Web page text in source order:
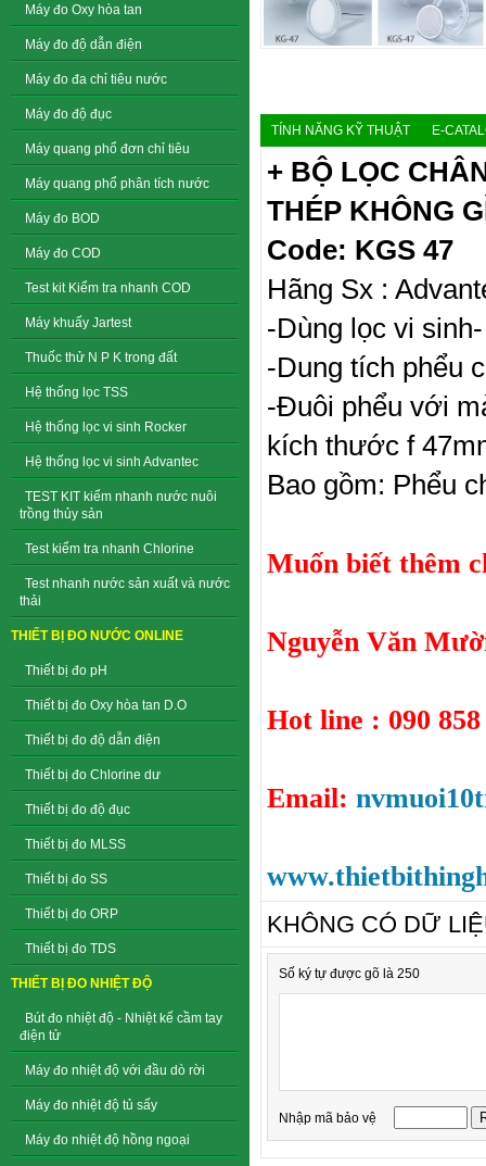
Máy đo Oxy hòa tan
Máy đo độ dẫn điện
Máy đo đa chỉ tiêu nước
Máy đo độ đục
Máy quang phổ đơn chỉ tiêu
Máy quang phổ phân tích nước
Máy đo BOD
Máy đo COD
Test kit Kiểm tra nhanh COD
Máy khuấy Jartest
Thuốc thử N P K trong đất
Hệ thống lọc TSS
Hệ thống lọc vi sinh Rocker
Hệ thống lọc vi sinh Advantec
TEST KIT kiểm nhanh nước nuôi
trồng thủy sản
Test kiểm tra nhanh Chlorine
Test nhanh nước sản xuất và nước
thải
THIẾT BỊ ĐO NƯỚC ONLINE
Thiết bị đo pH
Thiết bị đo Oxy hòa tan D.O
Thiết bị đo độ dẫn điện
Thiết bị đo Chlorine dư
Thiết bị đo độ đục
Thiết bị đo MLSS
Thiết bị đo SS
Thiết bị đo ORP
Thiết bị đo TDS
THIẾT BỊ ĐO NHIỆT ĐỘ
Bút đo nhiệt độ - Nhiệt kế cầm tay
điện tử
Máy đo nhiệt độ với đầu dò rời
Máy đo nhiệt độ tủ sấy
Máy đo nhiệt độ hồng ngoại
TÍNH NĂNG KỸ THUẬT E-
+ BỘ LỌC
THÉP KHÔNG
Code: KGS 47
Hãng Sx :
-Dùng lọc vi
-Dung tích phểu
-Đuôi phểu với
kích thước f
Bao gồm: Phểu
Muốn biết thêm
Nguyễn Văn
Hot line : 090 858
Email:
KHÔNG CÓ DỮ
Số ký tự được gõ là 250
Nhập mã bảo vệ